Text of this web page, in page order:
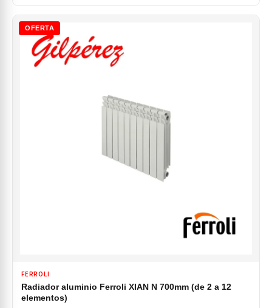
OFERTA
FERROLI
Radiador aluminio Ferroli XIAN N 700mm (de 2 a 12
elementos)